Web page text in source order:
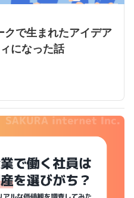
クで生まれたアイデア
になった話